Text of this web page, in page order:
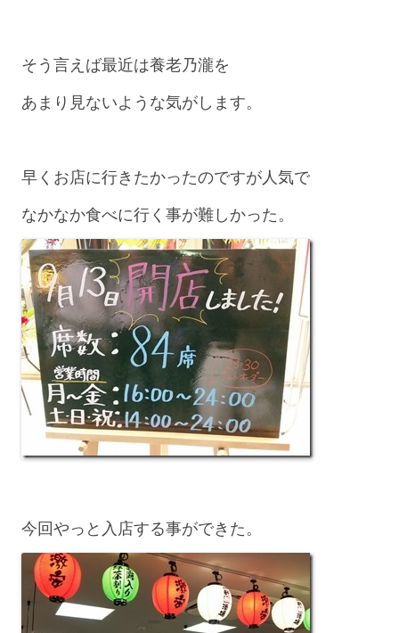
そう言えば最近は養老乃瀧を
あまり見ないような気がします。
早くお店に行きたかったのですが人気で
なかなか食べに行く事が難しかった。
今回やっと入店する事ができた。